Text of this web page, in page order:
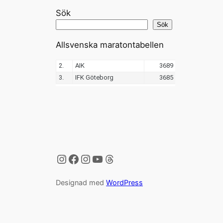
Sök
Sök
Allsvenska maratontabellen
Instagram
Facebook
Instagram
YouTube
Threads
Designad med WordPress